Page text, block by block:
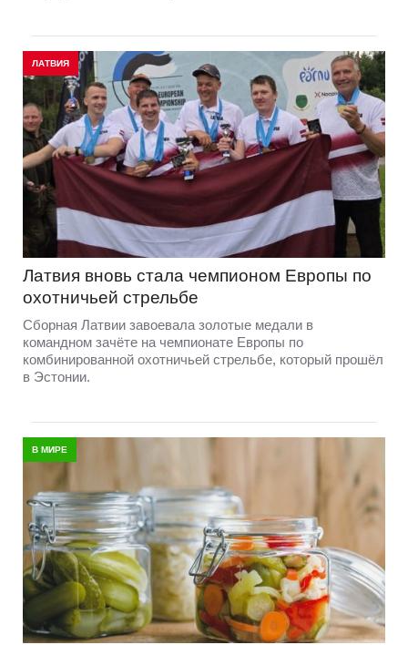
ЛАТВИЯ
Латвия вновь стала чемпионом Европы по
охотничьей стрельбе
Сборная Латвии завоевала золотые медали в
командном зачёте на чемпионате Европы по
комбинированной охотничьей стрельбе, который прошёл
в Эстонии.
В МИРЕ